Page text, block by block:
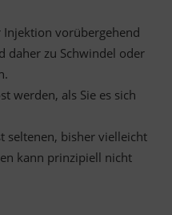
Injektion vorübergehend
daher zu Schwindel oder
werden, als Sie es sich
seltenen, bisher vielleicht
kann prinzipiell nicht